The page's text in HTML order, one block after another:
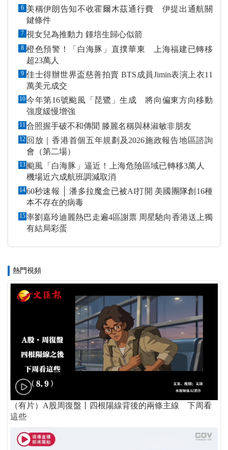
6 美稱伊朗告知不收霍爾木茲通行費 伊提出通航關
鍵條件
7 視女兒為推動力 鍾培生歸心似箭
8 橙色預警！「白海豚」直撲華東 上海福建已轉移
超23萬人
9 佳士得辦世界盃慈善拍賣 BTS成員Jimin表演上衣11
萬美元成交
10今年第16號颱風「琵鷺」生成 將向偏東方向移動
強度緩慢增強
11 合照握手破不和傳聞 滕麗名稱與林淑敏非朋友
12 回放｜香港首個五年規劃及2026施政報告地區諮詢
會（第二場）
13 颱風「白海豚」逼近！上海危險區域已轉移3萬人
機場近六成航班調減取消
1460秒速報 │ 潘多拉魔盒已被AI打開 美國團隊創16種
本不存在的病毒
15率劉嘉玲迪麗熱巴走遍4區謝票 周星馳向香港送上獨
有結局彩蛋
熱門視頻
（有片）A股周復盤丨四根陽線背後的兩條主線 下周看
這些